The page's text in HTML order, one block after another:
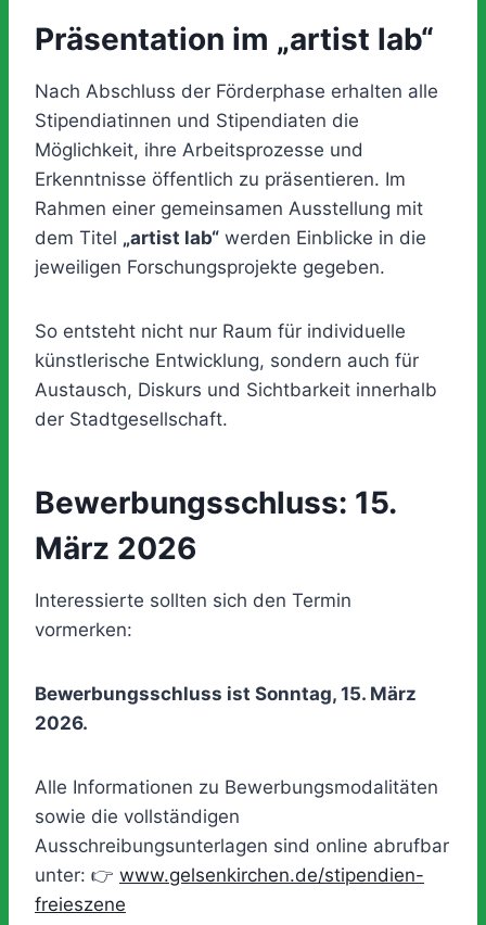
Präsentation im „artist lab“
Nach Abschluss der Förderphase erhalten alle
Stipendiatinnen und Stipendiaten die
Möglichkeit, ihre Arbeitsprozesse und
Erkenntnisse öffentlich zu präsentieren. Im
Rahmen einer gemeinsamen Ausstellung mit
dem Titel „artist lab“ werden Einblicke in die
jeweiligen Forschungsprojekte gegeben.
So entsteht nicht nur Raum für individuelle
künstlerische Entwicklung, sondern auch für
Austausch, Diskurs und Sichtbarkeit innerhalb
der Stadtgesellschaft.
Bewerbungsschluss: 15.
März 2026
Interessierte sollten sich den Termin
vormerken:
Bewerbungsschluss ist Sonntag, 15. März
2026.
Alle Informationen zu Bewerbungsmodalitäten
sowie die vollständigen
Ausschreibungsunterlagen sind online abrufbar
unter: 👉 www.gelsenkirchen.de/stipendien-
freieszene